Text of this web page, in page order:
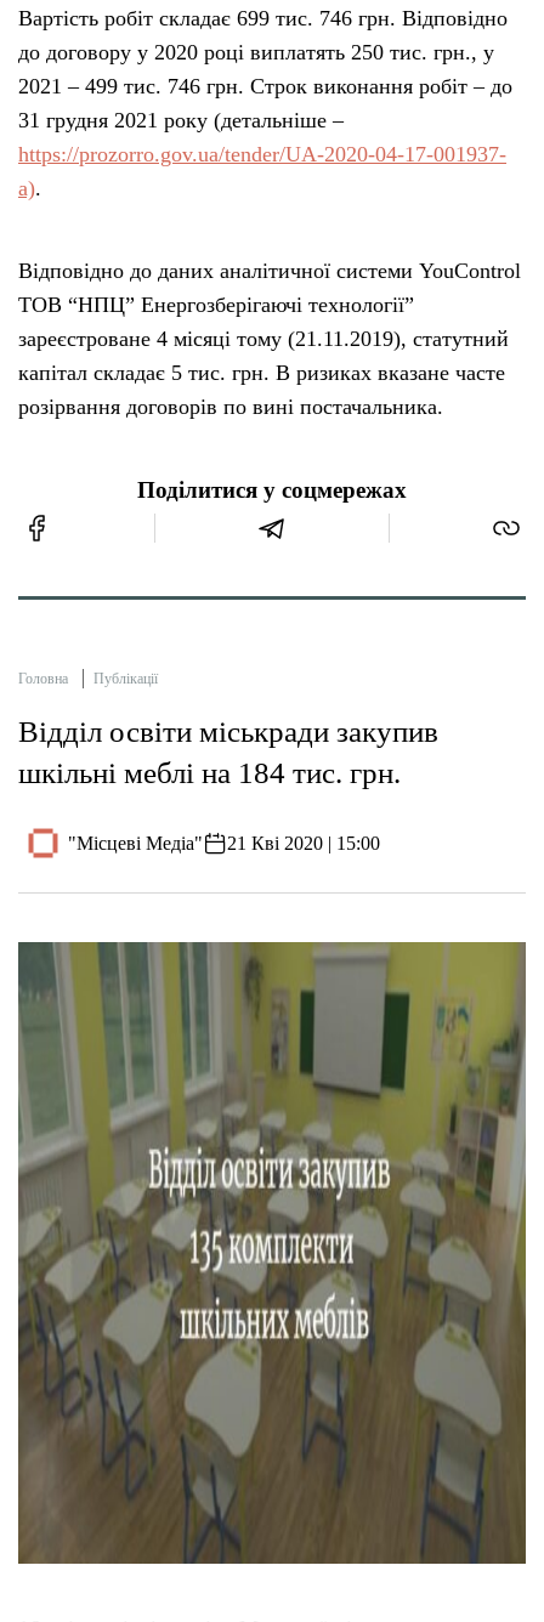
Вартість робіт складає 699 тис. 746 грн. Відповідно
до договору у 2020 році виплатять 250 тис. грн., у
2021 – 499 тис. 746 грн. Строк виконання робіт – до
31 грудня 2021 року (детальніше –
https://prozorro.gov.ua/tender/UA-2020-04-17-001937-
a).
Відповідно до даних аналітичної системи YouControl
ТОВ “НПЦ” Енергозберігаючі технології”
зареєстроване 4 місяці тому (21.11.2019), статутний
капітал складає 5 тис. грн. В ризиках вказане часте
розірвання договорів по вині постачальника.
Поділитися у соцмережах
Головна Публікації
Відділ освіти міськради закупив
шкільні меблі на 184 тис. грн.
"Місцеві Медіа" 21 Кві 2020 | 15:00